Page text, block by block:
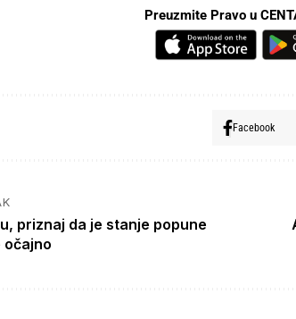
Preuzmite Pravo u
Facebook
priznaj da je stanje popune
očajno